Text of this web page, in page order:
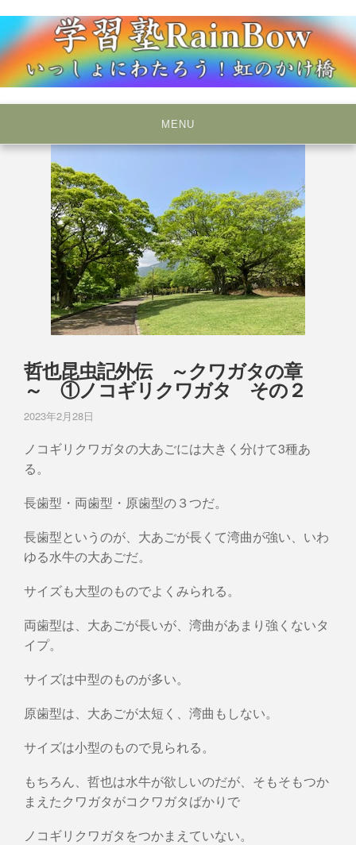
to
content
学習塾RainBow
MENU
哲也昆虫記外伝 ～クワガタの章
～ ①ノコギリクワガタ その２
2023年2月28日
ノコギリクワガタの大あごには大きく分けて3種あ
る。
長歯型・両歯型・原歯型の３つだ。
長歯型というのが、大あごが長くて湾曲が強い、いわ
ゆる水牛の大あごだ。
サイズも大型のものでよくみられる。
両歯型は、大あごが長いが、湾曲があまり強くないタ
イプ。
サイズは中型のものが多い。
原歯型は、大あごが太短く、湾曲もしない。
サイズは小型のもので見られる。
もちろん、哲也は水牛が欲しいのだが、そもそもつか
まえたクワガタがコクワガタばかりで
ノコギリクワガタをつかまえていない。